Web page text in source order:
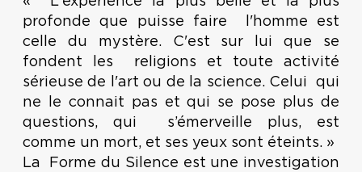
profonde que puisse faire l'homme est
celle du mystère. C'est sur lui que se
fondent les religions et toute activité
sérieuse de l'art ou de la science. Celui qui
ne le connait pas et qui se pose plus de
questions, qui s’émerveille plus, est
comme un mort, et ses yeux sont éteints. »
La Forme du Silence est une investigation